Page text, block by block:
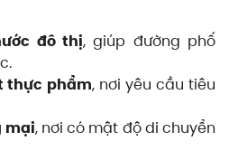
đô thị, giúp đường phố
thực phẩm, nơi yêu cầu tiêu
mại, nơi có mật độ di chuyển